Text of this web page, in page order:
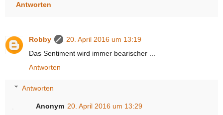
Antworten
Robby
20. April 2016 um 13:19
Das Sentiment wird immer bearischer ...
Antworten
Antworten
Anonym 20. April 2016 um 13:29